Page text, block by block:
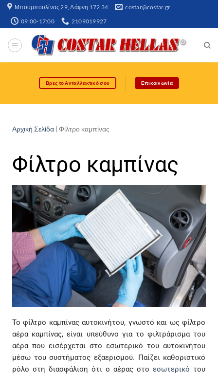
Μπουμπουλίνας 29, Δάφνη 172 34​ costar@costar.gr
09:00-17:00 2109019927
Βρες το Ανταλλακτικό σου Επικοινωνία
Αρχική Σελίδα | Φίλτρο καμπίνας
Φίλτρο καμπίνας
Το φίλτρο καμπίνας αυτοκινήτου, γνωστό και ως φίλτρο
αέρα καμπίνας, είναι υπεύθυνο για το φιλτράρισμα του
αέρα που εισέρχεται στο εσωτερικό του αυτοκινήτου
μέσω του συστήματος εξαερισμού. Παίζει καθοριστικό
ρόλο στη διασφάλιση ότι ο αέρας στοεσωτερικό του